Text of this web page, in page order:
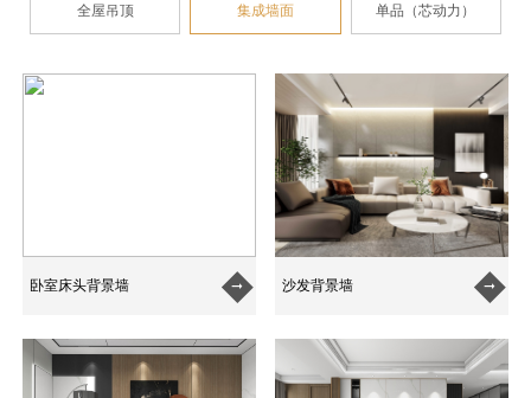
全屋吊顶 集成墙面 单品（芯动力）
卧室床头背景墙  沙发背景墙 